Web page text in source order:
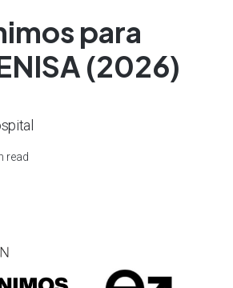
para
(2026)
read